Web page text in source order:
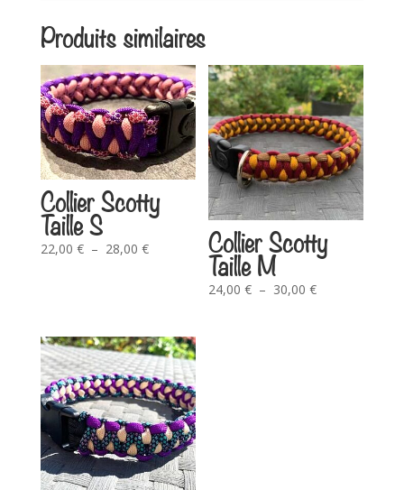
Produits similaires
Collier Scotty
Taille S
22,00 € – 28,00 € Collier Scotty
Taille M
24,00€ – 30,00€